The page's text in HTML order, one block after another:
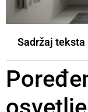
Sadržaj teksta